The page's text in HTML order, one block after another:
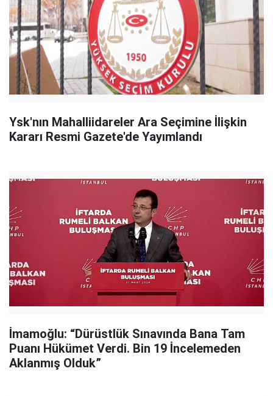
Ysk'nın Mahalliidareler Ara Seçimine İlişkin
Kararı Resmi Gazete'de Yayımlandı
İmamoğlu: “Dürüstlük Sınavında Bana Tam
Puanı Hükümet Verdi. Bin 19 İncelemeden
Aklanmış Olduk”